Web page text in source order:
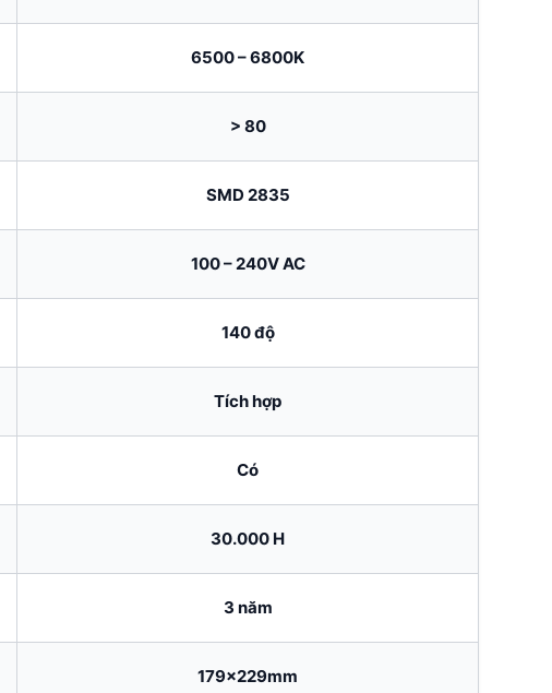
6500 – 6800K
> 80
SMD 2835
100 – 240V AC
140 độ
Tích hợp
Có
30.000 H
3 năm
179x229mm